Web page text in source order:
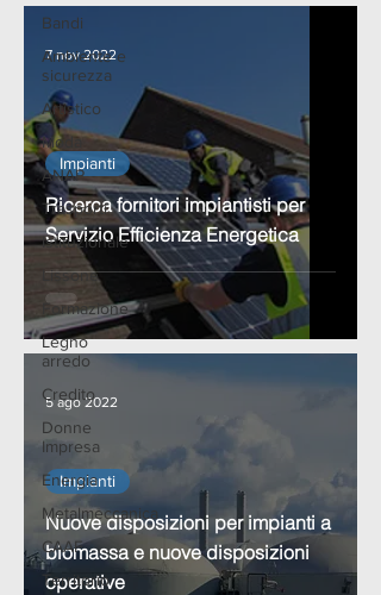
Bandi
Ambiente e
sicurezza
Artistico
Moda
ANAP
Trasporti
Istituzionale
Lissone
Formazione
Legno
arredo
Credito
Donne
Impresa
Energia
Metalmeccanica
CAAF
Territorio
Ricerca fornitori impiantisti per
Servizio Efficienza Energetica
Impianti
7 nov 2022
Nuove disposizioni per impianti a
biomassa e nuove disposizioni
operative
Impianti
5 ago 2022